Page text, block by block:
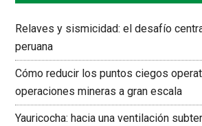
Relaves y sismicidad: el desafío
peruana
Cómo reducir los puntos ciegos
operaciones mineras a gran escala
Yauricocha: hacia una ventilación